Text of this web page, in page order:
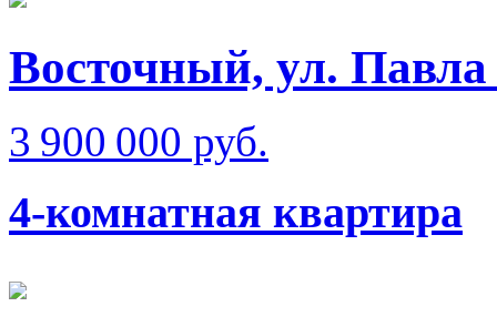
Восточный, ул.
3 900 000 руб.
4-комнатная квартира